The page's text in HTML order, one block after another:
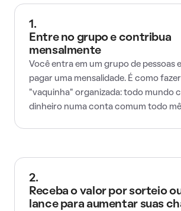
1.
Entre no grupo e contribua
mensalmente
Você entra em um grupo de pessoas
pagar uma mensalidade. É como
"vaquinha" organizada: todo mundo
dinheiro numa conta comum todo
2.
Receba o valor por sorteio
lance para aumentar suas